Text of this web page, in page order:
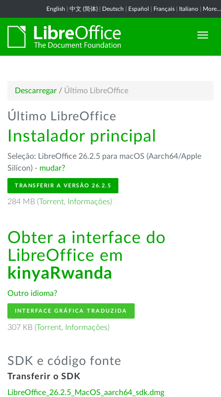
English 中文 (简体) Deutsch Español Français Italiano More...
Descarregar / Último LibreOffice
Último LibreOffice
Instalador principal
Seleção: LibreOffice 26.2.5 para macOS (Aarch64/Apple
Silicon) - mudar?
TRANSFERIR A VERSÃO 26.2.5
284 MB (Torrent, Informações)
Obter a interface do
LibreOffice em
kinyaRwanda
Outro idioma?
INTERFACE GRÁFICA TRADUZIDA
307 KB (Torrent, Informações)
SDK e código fonte
Transferir o SDK
LibreOffice_26.2.5_MacOS_aarch64_sdk.dmg